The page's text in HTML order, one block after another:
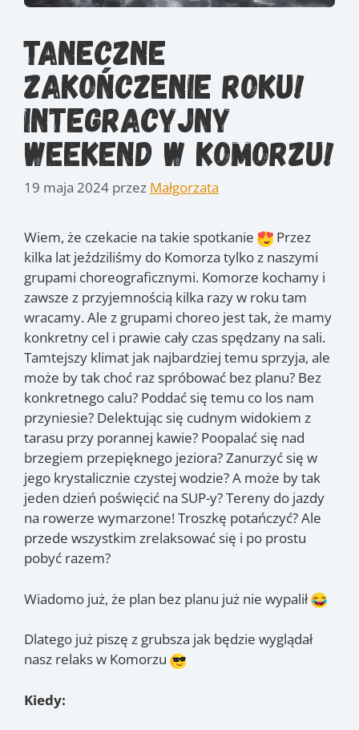
Taneczne
zakończenie roku!
Integracyjny
weekend w Komorzu!
19 maja 2024 przez Małgorzata
Wiem, że czekacie na takie spotkanie
Przez
kilka lat jeździliśmy do Komorza tylko z naszymi
grupami choreograficznymi. Komorze kochamy i
zawsze z przyjemnością kilka razy w roku tam
wracamy. Ale z grupami choreo jest tak, że mamy
konkretny cel i prawie cały czas spędzany na sali.
Tamtejszy klimat jak najbardziej temu sprzyja, ale
może by tak choć raz spróbować bez planu? Bez
konkretnego calu? Poddać się temu co los nam
przyniesie? Delektując się cudnym widokiem z
tarasu przy porannej kawie? Poopalać się nad
brzegiem przepięknego jeziora? Zanurzyć się w
jego krystalicznie czystej wodzie? A może by tak
jeden dzień poświęcić na SUP-y? Tereny do jazdy
na rowerze wymarzone! Troszkę potańczyć? Ale
przede wszystkim zrelaksować się i po prostu
pobyć razem?
Wiadomo już, że plan bez planu już nie wypalił
Dlatego już piszę z grubsza jak będzie wyglądał
nasz relaks w Komorzu
Kiedy: